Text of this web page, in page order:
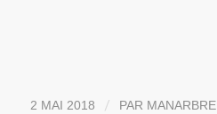
2 MAI 2018 / PAR MANARBRE